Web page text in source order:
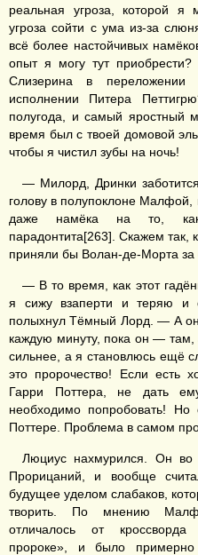
реальная угроза, которой я
угроза сойти с ума из-за
всё более настойчивых
опыт я могу тут
Слизерина в переложении
исполнении Питера
полугода, и самый яростный
время был с твоей домовой
чтобы я чистил зубы на ночь!
— Милорд, Дринки
голову в полупоклоне Малфой,
даже намёка на то,
парадонтита[263]. Скажем так,
приняли бы Волан-де-Морта за
— В то время, как этот
я сижу взаперти и теряю
полыхнул Тёмный Лорд. — А
каждую минуту, пока он —
сильнее, а я становлюсь ещё
это пророчество! Если есть
Гарри Поттера, не дать
необходимо попробовать!
Поттере. Проблема в самом
Люциус нахмурился. Он
Прорицаний, и вообще
будущее уделом слабаков,
творить. По мнению
отличалось от
пророке», и было